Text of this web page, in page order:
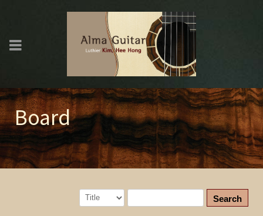
Board
Search